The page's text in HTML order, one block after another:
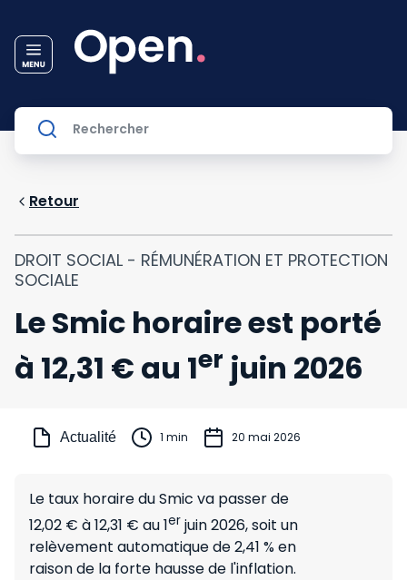
Retour
DROIT SOCIAL - RÉMUNÉRATION ET PROTECTION
SOCIALE
Le Smic horaire est porté
à 12,31 € au 1er juin 2026
Actualité 1 min 20 mai 2026
Le taux horaire du Smic va passer de
12,02 € à 12,31 € au 1er juin 2026, soit un
relèvement automatique de 2,41 % en
raison de la forte hausse de l'inflation.